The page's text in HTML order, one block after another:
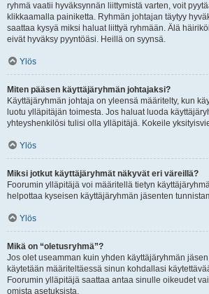
ryhmä vaatii hyväksynnän liittymistä varten, voit
klikkaamalla painiketta. Ryhmän johtajan täytyy
saattaa kysyä miksi haluat liittyä ryhmään. Älä
eivät hyväksy pyyntöäsi. Heillä on syynsä.
Ylös
Miten pääsen käyttäjäryhmän johtajaksi?
Käyttäjäryhmän johtaja on yleensä määritelty, kun
luotu ylläpitäjän toimesta. Jos haluat luoda
yhteyshenkilösi tulisi olla ylläpitäjä. Kokeile
Ylös
Miksi jotkut käyttäjäryhmät näkyvät eri väreillä?
Foorumin ylläpitäjä voi määritellä tietyn
helpottaa kyseisen käyttäjäryhmän jäsenten
Ylös
Mikä on “oletusryhmä”?
Jos olet useamman kuin yhden käyttäjäryhmän
käytetään määriteltäessä sinun kohdallasi
Foorumin ylläpitäjä saattaa antaa sinulle oikeudet
omista asetuksista.